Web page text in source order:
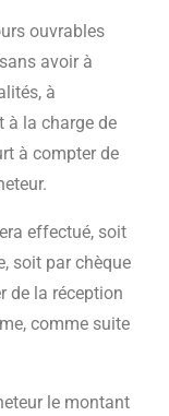
ouvrables
avoir à
à
à la charge de
à compter de
effectué, soit
soit par chèque
de la réception
comme suite
le montant